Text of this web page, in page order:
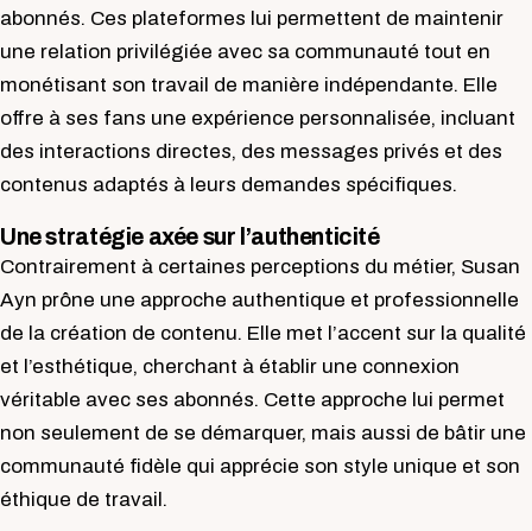
abonnés. Ces plateformes lui permettent de maintenir
une relation privilégiée avec sa communauté tout en
monétisant son travail de manière indépendante. Elle
offre à ses fans une expérience personnalisée, incluant
des interactions directes, des messages privés et des
contenus adaptés à leurs demandes spécifiques.
Une stratégie axée sur l’authenticité
Contrairement à certaines perceptions du métier, Susan
Ayn prône une approche authentique et professionnelle
de la création de contenu. Elle met l’accent sur la qualité
et l’esthétique, cherchant à établir une connexion
véritable avec ses abonnés. Cette approche lui permet
non seulement de se démarquer, mais aussi de bâtir une
communauté fidèle qui apprécie son style unique et son
éthique de travail.